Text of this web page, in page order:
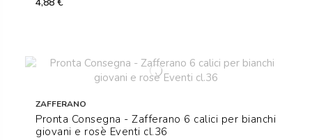
ZAFFERANO
Pronta Consegna - Zafferano 6 calici per bianchi
giovani e rosè Eventi cl.36